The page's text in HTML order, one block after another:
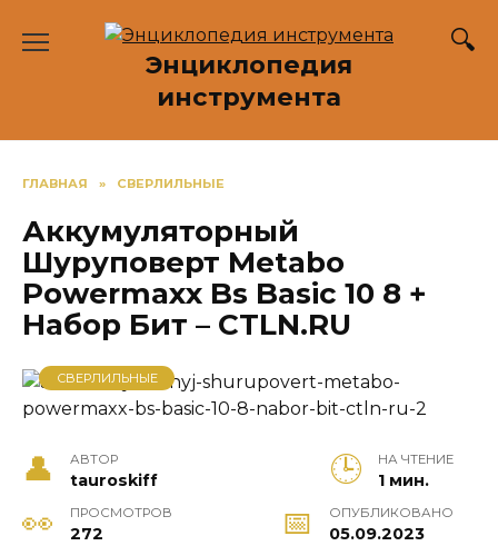
Энциклопедия
инструмента
ГЛАВНАЯ » СВЕРЛИЛЬНЫЕ
Аккумуляторный
Шуруповерт Metabo
Powermaxx Bs Basic 10 8 +
Набор Бит – CTLN.RU
СВЕРЛИЛЬНЫЕ
АВТОР
tauroskiff
НА ЧТЕНИЕ
1 мин.
ПРОСМОТРОВ
272
ОПУБЛИКОВАНО
05.09.2023